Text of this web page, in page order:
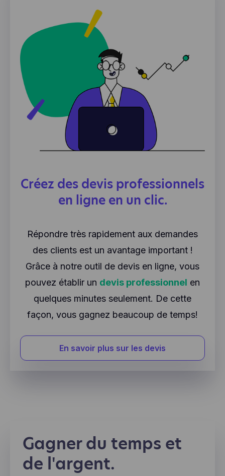
Créez des devis professionnels
en ligne en un clic.
Répondre très rapidement aux demandes
des clients est un avantage important !
Grâce à notre outil de devis en ligne, vous
pouvez établir un devis professionnel en
quelques minutes seulement. De cette
façon, vous gagnez beaucoup de temps!
En savoir plus sur les devis
Gagner du temps et
de l'argent.